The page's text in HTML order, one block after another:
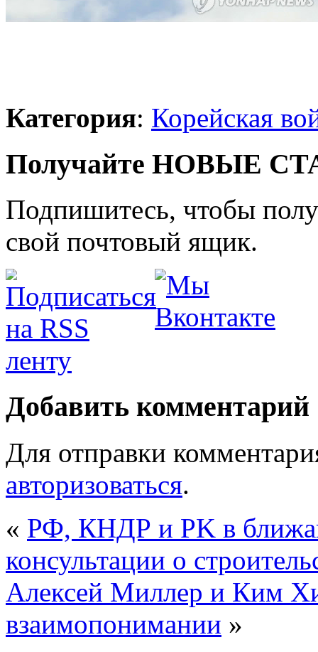
Категория: Корейская
Получайте НОВЫЕ
Подпишитесь, чтобы
свой почтовый ящик.
Добавить комментарий
Для отправки
авторизоваться.
« РФ, КНДР и PK в
консультации о
Алексей Миллер и Ким
взаимопонимании »